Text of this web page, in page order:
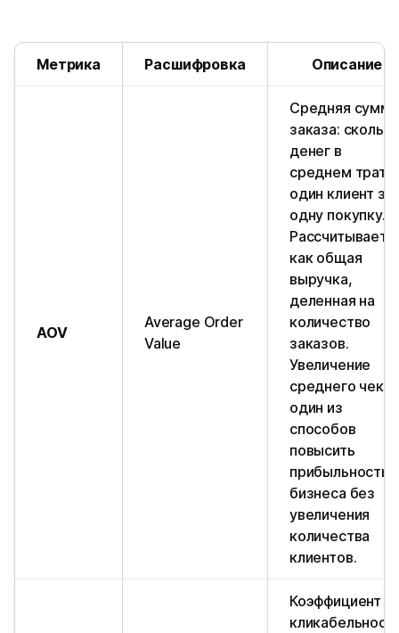
Метрика Расшифровка Описание
AOV
Average Order
Value
Средняя сумма
заказа:
денег в
среднем
один клиент за
одну покупку.
как общая
выручка,
деленная на
количество
заказов.
Увеличение
среднего чека
один из
способов
повысить
прибыльность
бизнеса без
увеличения
количества
клиентов.
Коэффициент